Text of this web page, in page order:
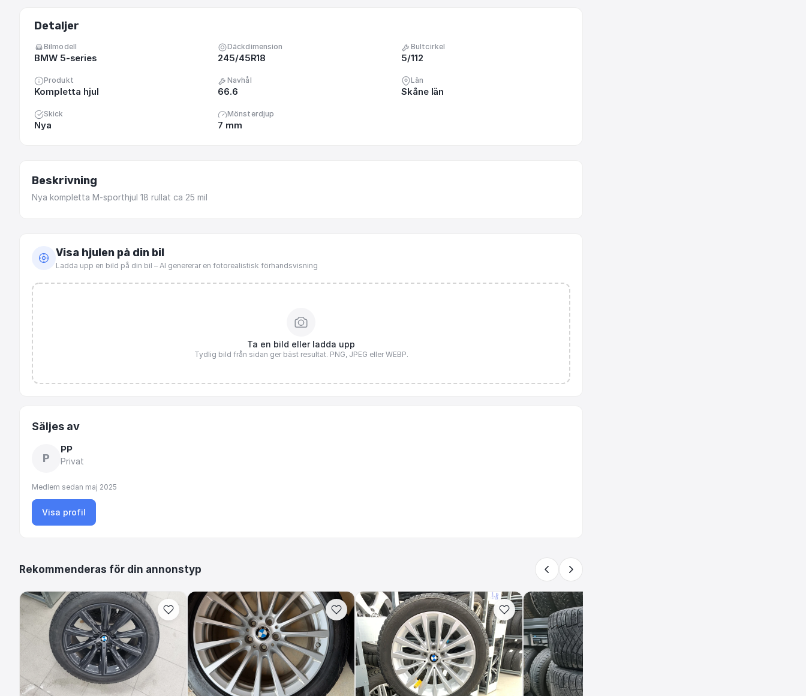
Detaljer
Bilmodell
BMW 5-series
Däckdimension
245/45R18
Bultcirkel
5/112
Produkt
Kompletta hjul
Navhål
66.6
Län
Skåne län
Skick
Nya
Mönsterdjup
7 mm
Beskrivning
Nya kompletta M-sporthjul 18 rullat ca 25 mil
Visa hjulen på din bil
Ladda upp en bild på din bil – AI genererar en fotorealistisk förhandsvisning
Ta en bild eller ladda upp
Tydlig bild från sidan ger bäst resultat. PNG, JPEG eller WEBP.
Säljes av
P
PP
Privat
Medlem sedan maj 2025
Visa profil
Rekommenderas för din annonstyp